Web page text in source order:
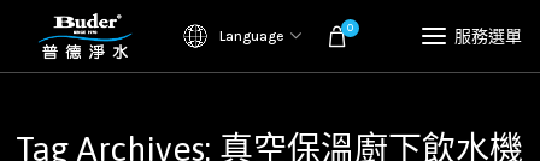
Language 0 服務選單
Tag Archives: 真空保溫廚下飲水機